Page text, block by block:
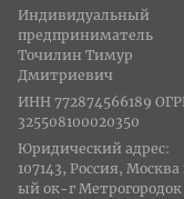
Индивидуальный
предприниматель
Точилин Тимур
Дмитриевич
ИНН 772874566189
325508100020350
Юридический адрес:
107143, Россия,
ый ок-г Метрогородок